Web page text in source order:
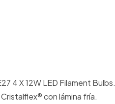
4 X 12W LED Filament Bulbs.
con lámina fría.